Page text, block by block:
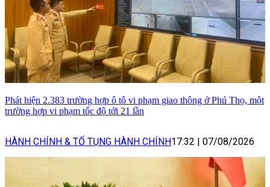
Phát hiện 2.383 trường hợp ô tô vi phạm giao thông ở Phú Thọ, một
trường hợp vi phạm tốc độ tới 21 lần
HÀNH CHÍNH & TỐ TỤNG HÀNH CHÍNH17:32 07/08/2026